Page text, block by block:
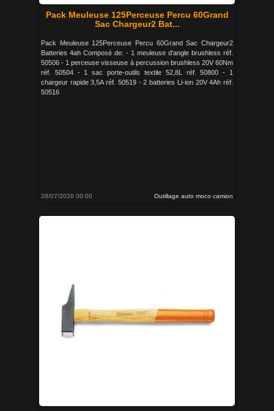
Pack Meuleuse 125Perceuse Percu 60Grand
Sac Chargeur2 Bat...
Pack Meuleuse 125Perceuse Percu 60Grand Sac Chargeur2
Batteries 4ah Composé de: - 1 meuleuse d'angle brushless réf.
50506 - 1 perceuse visseuse à percussion brushless 20V 60Nm
réf. 50504 - 1 sac porte-outils textile 52,8L réf. 50800 - 1
chargeur rapide 3,5A réf. 50519 - 2 batteries Li-ion 20V 4Ah réf.
50516
28/07/2026 00:00 Outillage auto moco camion